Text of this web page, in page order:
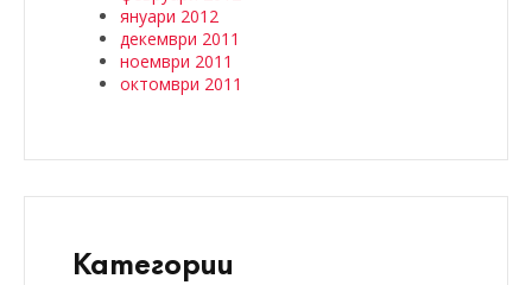
януари 2012
декември 2011
ноември 2011
октомври 2011
Категории